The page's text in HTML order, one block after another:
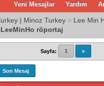
Yeni Mesajlar Yardım
| Minoz Turkey > Lee Min
LeeMinHo röportaj
Sayfa: 1 »
Son Mesaj